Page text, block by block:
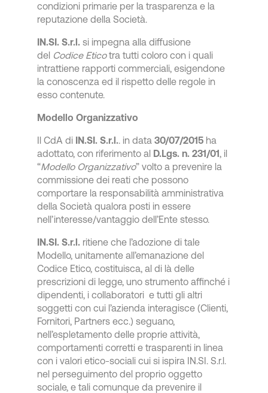
condizioni primarie per la trasparenza e la
reputazione della Società.
IN.SI. S.r.l. si impegna alla diffusione
del Codice Eticotra tutti coloro con i quali
intrattiene rapporti commerciali, esigendone
la conoscenza ed il rispetto delle regole in
esso contenute.
Modello Organizzativo
Il CdA di IN.SI. S.r.l.. in data 30/07/2015 ha
adottato, con riferimento al D.Lgs. n. 231/01, il
“Modello Organizzativo” volto a prevenire la
commissione dei reati che possono
comportare la responsabilità amministrativa
della Società qualora posti in essere
nell’interesse/vantaggio dell’Ente stesso.
IN.SI. S.r.l. ritiene che l’adozione di tale
Modello, unitamente all’emanazione del
Codice Etico, costituisca, al di là delle
prescrizioni di legge, uno strumento affinché i
dipendenti, i collaboratori e tutti gli altri
soggetti con cui l’azienda interagisce (Clienti,
Fornitori, Partners ecc.) seguano,
nell’espletamento delle proprie attività,
comportamenti corretti e trasparenti in linea
con i valori etico-sociali cui si ispira IN.SI. S.r.l.
nel perseguimento del proprio oggetto
sociale, e tali comunque da prevenire il